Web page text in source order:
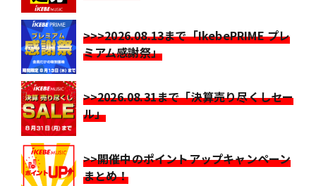
>>>2026.08.13まで「IkebePRIME プレ
ミアム感謝祭」
>>2026.08.31まで「決算売り尽くしセー
ル」
>>開催中のポイントアップキャンペーン
まとめ！